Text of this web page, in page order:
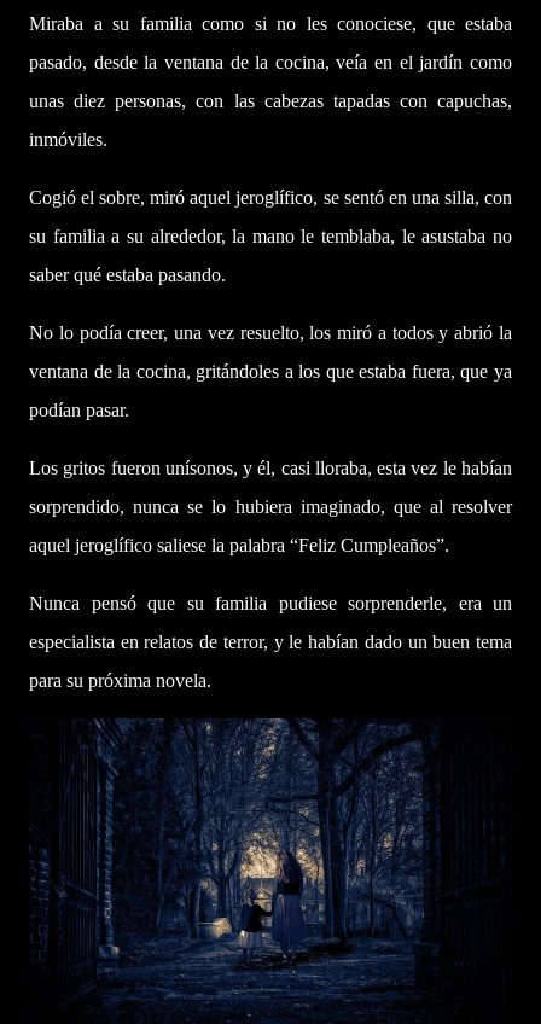
Miraba a su familia como si no les conociese, que estaba
pasado, desde la ventana de la cocina, veía en el jardín como
unas diez personas, con las cabezas tapadas con capuchas,
inmóviles.
Cogió el sobre, miró aquel jeroglífico, se sentó en una silla, con
su familia a su alrededor, la mano le temblaba, le asustaba no
saber qué estaba pasando.
No lo podía creer, una vez resuelto, los miró a todos y abrió la
ventana de la cocina, gritándoles a los que estaba fuera, que ya
podían pasar.
Los gritos fueron unísonos, y él, casi lloraba, esta vez le habían
sorprendido, nunca se lo hubiera imaginado, que al resolver
aquel jeroglífico saliese la palabra “Feliz Cumpleaños”.
Nunca pensó que su familia pudiese sorprenderle, era un
especialista en relatos de terror, y le habían dado un buen tema
para su próxima novela.